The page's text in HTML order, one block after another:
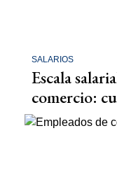
SALARIOS
Escala
comercio: